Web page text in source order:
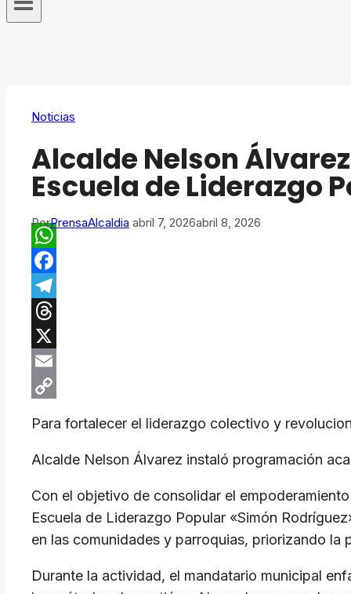
Noticias
Alcalde Nelson
Escuela de Liderazgo
PorPrensaAlcaldia abril 7, 2026abril 8, 2026
WhatsApp
Facebook
Telegram
Threads
X
Email
Para fortalecer el liderazgo colectivo y
Alcalde Nelson Álvarez instaló programación
Con el objetivo de consolidar el
Escuela de Liderazgo Popular «Simón
en las comunidades y parroquias, priorizando
Durante la actividad, el mandatario municipal